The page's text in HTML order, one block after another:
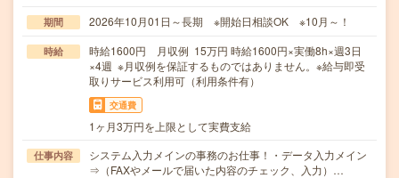
期間 2026年10月01日～長期 ※開始日相談OK ※10月～！
時給
時給1600円 月収例 15万円 時給1600円×実働8h×週3日
×4週 ※月収例を保証するものではありません。※給与即受
取りサービス利用可（利用条件有）
交通費
1ヶ月3万円を上限として実費支給
仕事内容
システム入力メインの事務のお仕事！・データ入力メイン
⇒（FAXやメールで届いた内容のチェック、入力）…